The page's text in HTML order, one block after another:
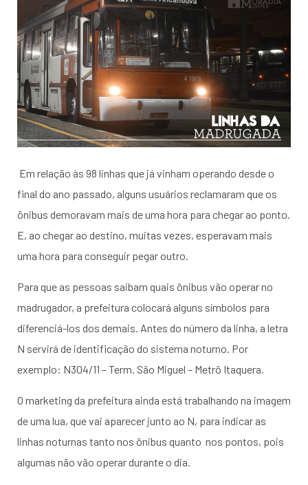
Em relação às 98 linhas que já vinham operando desde o
final do ano passado, alguns usuários reclamaram que os
ônibus demoravam mais de uma hora para chegar ao ponto.
E, ao chegar ao destino, muitas vezes, esperavam mais
uma hora para conseguir pegar outro.
Para que as pessoas saibam quais ônibus vão operar no
madrugador, a prefeitura colocará alguns símbolos para
diferenciá-los dos demais. Antes do número da linha, a letra
N servirá de identificação do sistema noturno. Por
exemplo: N304/11 – Term. São Miguel – Metrô Itaquera.
O marketing da prefeitura ainda está trabalhando na imagem
de uma lua, que vai aparecer junto ao N, para indicar as
linhas noturnas tanto nos ônibus quanto nos pontos, pois
algumas não vão operar durante o dia.